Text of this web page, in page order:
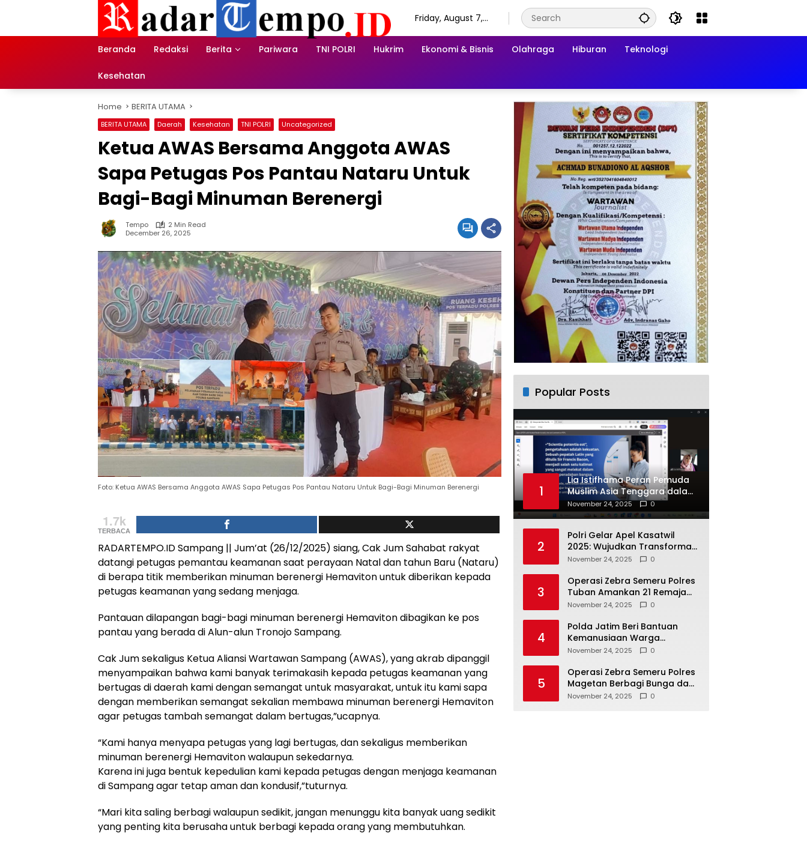
Friday, August 7,
Beranda
Redaksi Berita Pariwara TNI POLRI Hukrim Ekonomi & Bisnis Olahraga Hiburan Teknologi
Kesehatan
Home BERITA UTAMA
BERITA UTAMA Daerah Kesehatan TNI POLRI Uncategorized
Ketua AWAS Bersama Anggota AWAS
Sapa Petugas Pos Pantau Nataru Untuk
Bagi-Bagi Minuman Berenergi
Tempo
2 Min Read
December 26, 2025
Foto: Ketua AWAS Bersama Anggota AWAS Sapa Petugas Pos Pantau Nataru Untuk Bagi-Bagi Minuman Berenergi
1.7k
TERBACA
RADARTEMPO.ID Sampang || Jum’at (26/12/2025) siang, Cak Jum Sahabat rakyat
datangi petugas pemantau keamanan saat perayaan Natal dan tahun Baru (Nataru)
di berapa titik memberikan minuman berenergi Hemaviton untuk diberikan kepada
petugas keamanan yang sedang menjaga.
Pantauan dilapangan bagi-bagi minuman berenergi Hemaviton dibagikan ke pos
pantau yang berada di Alun-alun Tronojo Sampang.
Cak Jum sekaligus Ketua Aliansi Wartawan Sampang (AWAS), yang akrab dipanggil
menyampaikan bahwa kami banyak terimakasih kepada petugas keamanan yang
bertugas di daerah kami dengan semangat untuk masyarakat, untuk itu kami sapa
dengan memberikan semangat sekalian membawa minuman berenergi Hemaviton
agar petugas tambah semangat dalam bertugas,”ucapnya.
“Kami hanya menyapa petugas yang lagi bertugas, dan sekaligus memberikan
minuman berenergi Hemaviton walaupun sekedarnya.
Karena ini juga bentuk kepedulian kami kepada petugas dengan menjaga keamanan
di Sampang agar tetap aman dan kondusif,”tuturnya.
“Mari kita saling berbagi walaupun sedikit, jangan menunggu kita banyak uang sedikit
yang penting kita berusaha untuk berbagi kepada orang yang membutuhkan.
Popular Posts
1
Lia Istifhama Peran Pemuda
Muslim Asia Tenggara dalam
Inovasi dan Kolaborasi
Internasional
November 24, 2025 0
2
Polri Gelar Apel Kasatwil
2025: Wujudkan Transformasi
Polri yang Profesional untuk
November 24, 2025 0
3
Operasi Zebra Semeru Polres
Tuban Amankan 21 Remaja
Pelaku Balap Liar
November 24, 2025 0
4
Polda Jatim Beri Bantuan
Kemanusiaan Warga
Terdampak Erupsi Gunung
November 24, 2025 0
5
Operasi Zebra Semeru Polres
Magetan Berbagi Bunga dan
Coklat Ajak Warga Tertib
November 24, 2025 0